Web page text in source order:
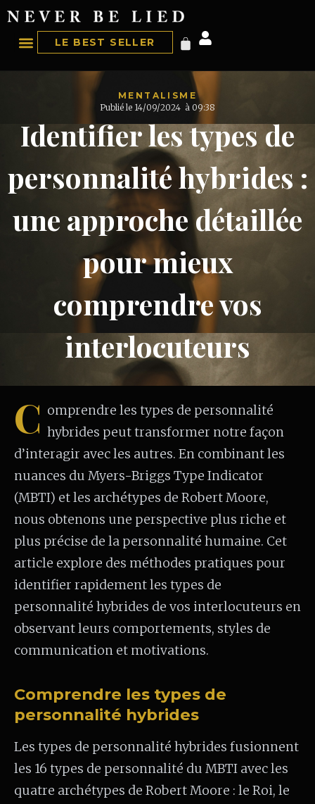
LE BEST SELLER
MENTALISME
Publié le 14/09/2024 à 09:38
Identifier les types de
personnalité hybrides :
une approche détaillée
pour mieux
comprendre vos
interlocuteurs
C omprendre les types de personnalité
hybrides peut transformer notre façon
d’interagir avec les autres. En combinant les
nuances du Myers-Briggs Type Indicator
(MBTI) et les archétypes de Robert Moore,
nous obtenons une perspective plus riche et
plus précise de la personnalité humaine. Cet
article explore des méthodes pratiques pour
identifier rapidement les types de
personnalité hybrides de vos interlocuteurs en
observant leurs comportements, styles de
communication et motivations.
Comprendre les types de
personnalité hybrides
Les types de personnalité hybrides fusionnent
les 16 types de personnalité du MBTI avec les
quatre archétypes de Robert Moore : le Roi, le